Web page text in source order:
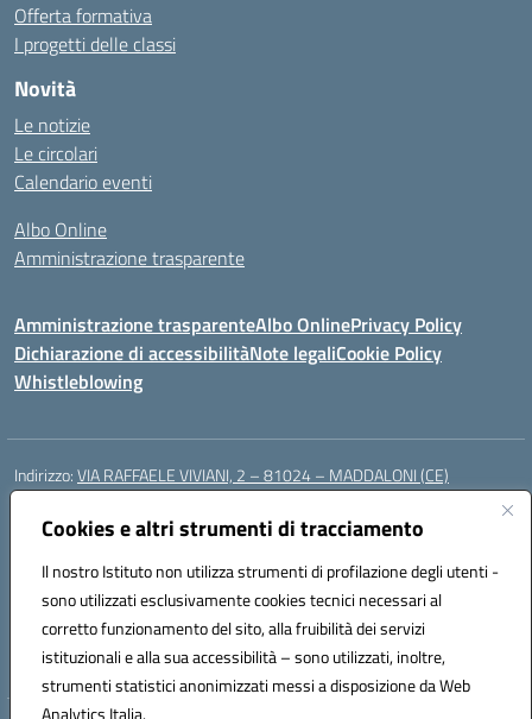
Cookies e altri strumenti di tracciamento
Il nostro Istituto non utilizza strumenti di profilazione degli utenti -
sono utilizzati esclusivamente cookies tecnici necessari al
corretto funzionamento del sito, alla fruibilità dei servizi
istituzionali e alla sua accessibilità – sono utilizzati, inoltre,
strumenti statistici anonimizzati messi a disposizione da Web
Analytics Italia.
Offerta formativa
I progetti delle classi
Novità
Le notizie
Le circolari
Calendario eventi
Albo Online
Amministrazione trasparente
Amministrazione trasparenteAlbo OnlinePrivacy Policy
Dichiarazione di accessibilitàNote legaliCookie Policy
Whistleblowing
Indirizzo:VIA RAFFAELE VIVIANI, 2 – 81024 – MADDALONI (CE)
Centralino:
Posta elettronica certificata (PEC):ceic8av00r@pec.istruzione.it
Codice fiscale: 93086020612
Codice meccanografico:CEIC8AV00R
Codice Indice delle Pubbliche Amministrazioni (IPA): icamm
Codice unico di fatturazione (CUF): UF8WE6